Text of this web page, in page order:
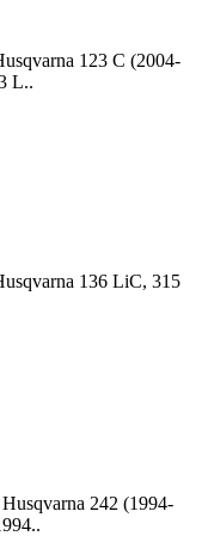
123 C (2004-
L..
136 LiC, 315
242 (1994-